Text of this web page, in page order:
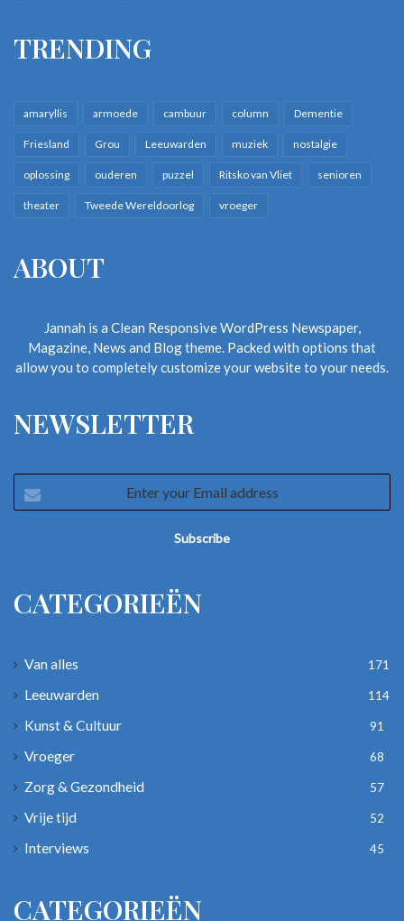
TRENDING
amaryllis armoede cambuur column Dementie
Friesland Grou Leeuwarden muziek nostalgie
oplossing ouderen puzzel Ritsko van Vliet senioren
theater Tweede Wereldoorlog vroeger
ABOUT
Jannah is a Clean Responsive WordPress Newspaper,
Magazine, News and Blog theme. Packed with options that
allow you to completely customize your website to your needs.
NEWSLETTER
your
CATEGORIEËN
Van alles 171
Leeuwarden 114
Kunst & Cultuur 91
Vroeger 68
Zorg & Gezondheid 57
Vrije tijd 52
Interviews 45
CATEGORIEËN